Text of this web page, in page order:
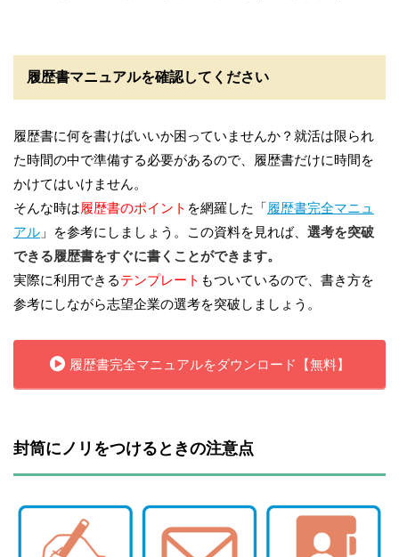
履歴書マニュアルを確認してください
履歴書に何を書けばいいか困っていませんか？ 就活は限られ
た時間の中で準備する必要があるので、履歴書だけに時間を
かけてはいけません。
そんな時は履歴書のポイント を網羅した「履歴書完全マニュ
アル 」を参考にしましょう。この資料を見れば、 選考を突破
できる履歴書をすぐに書くことができます。
実際に利用できるテンプレート もついているので、書き方を
参考にしながら志望企業の選考を突破しましょう。
履歴書完全マニュアルをダウンロード【無料】
封筒にノリをつけるときの注意点